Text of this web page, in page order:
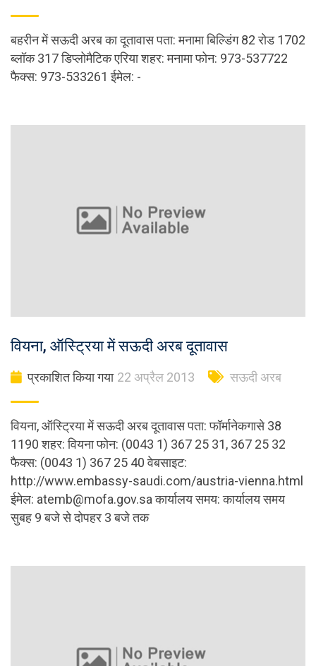
बहरीन में सऊदी अरब का दूतावास पता: मनामा बिल्डिंग 82 रोड 1702
ब्लॉक 317 डिप्लोमैटिक एरिया शहर: मनामा फोन: 973-537722
फैक्स: 973-533261 ईमेल: -
वियना, ऑस्ट्रिया में सऊदी अरब दूतावास
प्रकाशित किया गया 22 अप्रैल 2013 सऊदी अरब
वियना, ऑस्ट्रिया में सऊदी अरब दूतावास पता: फॉर्मानेकगासे 38
1190 शहर: वियना फोन: (0043 1) 367 25 31, 367 25 32
फैक्स: (0043 1) 367 25 40 वेबसाइट:
http://www.embassy-saudi.com/austria-vienna.html
ईमेल: atemb@mofa.gov.saकार्यालय समय: कार्यालय समय
सुबह 9 बजे से दोपहर 3 बजे तक